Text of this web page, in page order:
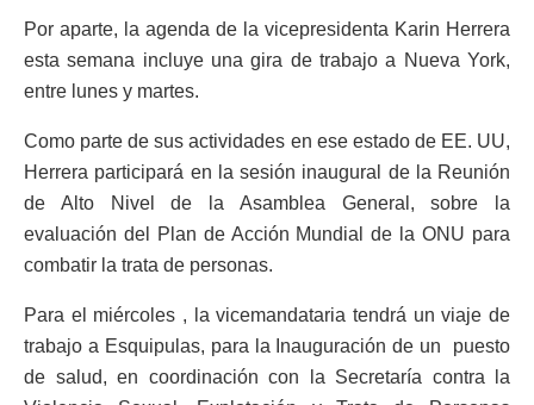
Por aparte, la agenda de la vicepresidenta Karin Herrera
esta semana incluye una gira de trabajo a Nueva York,
entre lunes y martes.
Como parte de sus actividades en ese estado de EE. UU,
Herrera participará en la sesión inaugural de la Reunión
de Alto Nivel de la Asamblea General, sobre la
evaluación del Plan de Acción Mundial de la ONU para
combatir la trata de personas.
Para el miércoles , la vicemandataria tendrá un viaje de
trabajo a Esquipulas, para la Inauguración de un puesto
de salud, en coordinación con la Secretaría contra la